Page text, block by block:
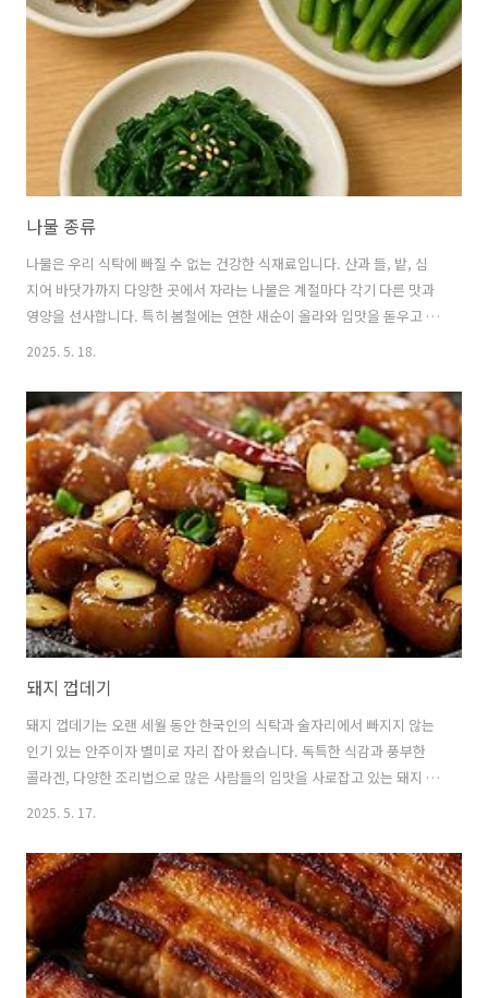
들어온 것으로 알려져 있습니다.처음에는 '서양 감자'라 불리며 생소한
작물이었지만,가뭄이나 홍수에도 잘 자라는 특성 덕분에 조선 후기 기근
을 극복하는 데..
나물 종류
나물은 우리 식탁에 빠질 수 없는 건강한 식재료입니다. 산과 들, 밭, 심
지어 바닷가까지 다양한 곳에서 자라는 나물은 계절마다 각기 다른 맛과
영양을 선사합니다. 특히 봄철에는 연한 새순이 올라와 입맛을 돋우고 건
강을 챙길 수 있는 다양한 나물이 풍성하게 등장합니다. 나물의 종류와
물이란 무엇인가?나물이란 산이나 들, 밭, 바닷가 등에서 자라는 식물의
연한 줄기, 잎, 꽃, 뿌리 등을 채취해삶거나 데치고, 무치거나 볶아서 먹
는 식재료를 말합니다.나물은 크게 산나물, 들나물, 밭나물, 갯나물 등으
로 구분할 수 있으며, 각기 다른 향과 식감, 영양소를 가지고 있습니다. 2.
나물의 종류별 특징 🌿 산나물산나물은 주로 산에서 자라는 식..
2025. 5. 18.
돼지 껍데기
돼지 껍데기는 오랜 세월 동안 한국인의 식탁과 술자리에서 빠지지 않는
인기 있는 안주이자 별미로 자리 잡아 왔습니다. 독특한 식감과 풍부한
콜라겐, 다양한 조리법으로 많은 사람들의 입맛을 사로잡고 있는 돼지 껍
껍데기의 정의와 역사 🍊 돼지 껍데기란 무엇인가?돼지 껍데기는 말 그
대로 돼지의 표피 부분을 말합니다.돼지고기를 가공하는 과정에서 나오
는 부산물로,과거에는 버려지던 부위였지만 현재는 독특한 식감과 풍부
한 영양소로 인해 식재료로 각광받고 있습니다.돼지 껍데기는 돼지의 다
양한 부위에서 채취되며, 부위에 따라 두께와 식감이 달라집니다.일반적
으로 배 부분의 껍데기..
2025. 5. 17.